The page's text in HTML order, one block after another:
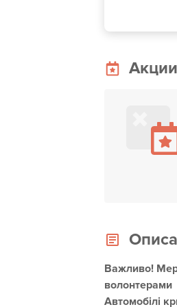
Важливо!
волонтерами
Автомобілі